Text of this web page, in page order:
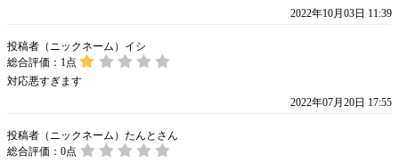
2022年10月03日 11:39
投稿者（ニックネーム）イシ
総合評価： 1点
対応悪すぎます
2022年07月20日 17:55
投稿者（ニックネーム）たんとさん
総合評価： 0点